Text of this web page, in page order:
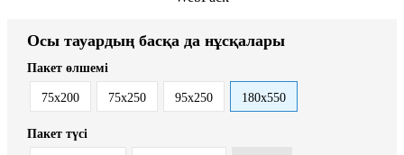
Осы тауардың басқа да нұсқалары
Пакет өлшемі
75x200 75x250 95x250 180x550
Пакет түсі